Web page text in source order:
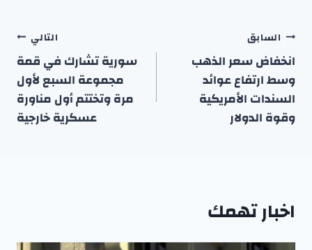
تصفّح
المقالات
السابق
انخفاض سعر الذهب
وسط ارتفاع عوائد
السندات الأمريكية
وقوة الدولار
التالي
سورية تشارك في قمة
مجموعة السبع لأول
مرة وتختتم أول مناورة
عسكرية خارجية
اخبار تهمك